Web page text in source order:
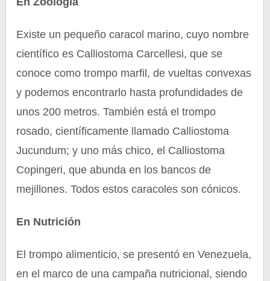
Existe un pequeño caracol marino, cuyo nombre
científico es Calliostoma Carcellesi, que se
conoce como trompo marfil, de vueltas convexas
y podemos encontrarlo hasta profundidades de
unos 200 metros. También está el trompo
rosado, científicamente llamado Calliostoma
Jucundum; y uno más chico, el Calliostoma
Copingeri, que abunda en los bancos de
mejillones. Todos estos caracoles son cónicos.
En Nutrición
El trompo alimenticio, se presentó en Venezuela,
en el marco de una campaña nutricional, siendo